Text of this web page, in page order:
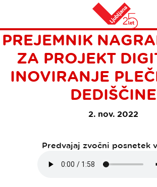
Domov
TURIZEM
PREJEMNIK
ZA PROJEKT
INOVIRANJE
DEDIŠČINE
2. nov. 2022
Predvajaj zvočni posnetek